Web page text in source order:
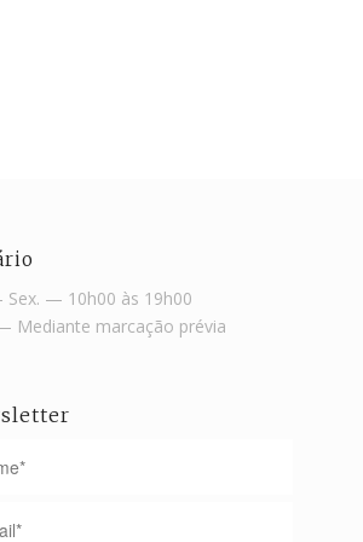
Sex. — 10h00 às 19h00
Mediante marcação prévia